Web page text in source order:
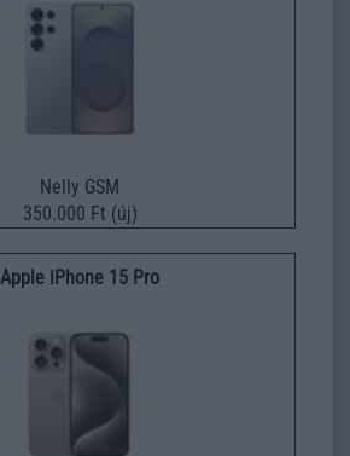
Nelly GSM
350.000 Ft (új)
Apple iPhone 15 Pro